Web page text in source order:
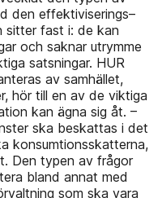
den effektiviserings–
sitter fast i: de kan
och saknar utrymme
satsningar. HUR
av samhället,
hör till en av de viktiga
kan ägna sig åt. –
ska beskattas i det
konsumtionsskatterna,
Den typen av frågor
bland annat med
som ska vara